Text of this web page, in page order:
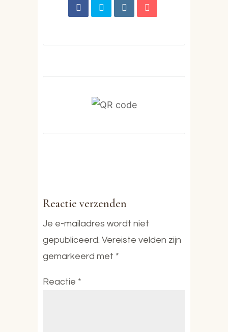
Reactie verzenden
Je e-mailadres wordt niet
gepubliceerd. Vereiste velden zijn
gemarkeerd met *
Reactie *